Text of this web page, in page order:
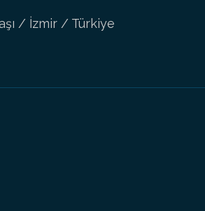
/ İzmir / Türkiye